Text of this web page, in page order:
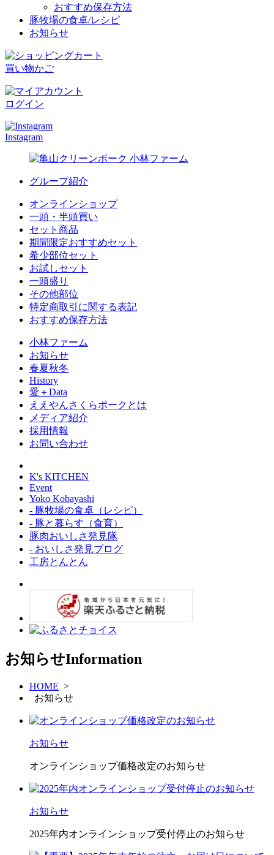
おすすめ保存方法
豚牧場の食卓/レシピ
お知らせ
買い物かご
ログイン
Instagram
グループ紹介
オンラインショップ
一頭・半頭買い
セット商品
期間限定おすすめセット
希少部位セット
お試しセット
一頭盛り
その他部位
特定商取引に関する表記
おすすめ保存方法
小林ファーム
お知らせ
春夏秋冬
History
愛＋Data
ええやんさくらポークとは
メディア紹介
採用情報
お問い合わせ
K's KITCHEN
Event
Yoko Kobayashi
- 豚牧場の食卓（レシピ）
- 豚と暮らす（食育）
豚肉おいしさ発見隊
- おいしさ発見ブログ
工房とんとん
お知らせInformation
HOME >
お知らせ
お知らせ
オンラインショップ価格改定のお知らせ
お知らせ
2025年内オンラインショップ受付停止のお知らせ